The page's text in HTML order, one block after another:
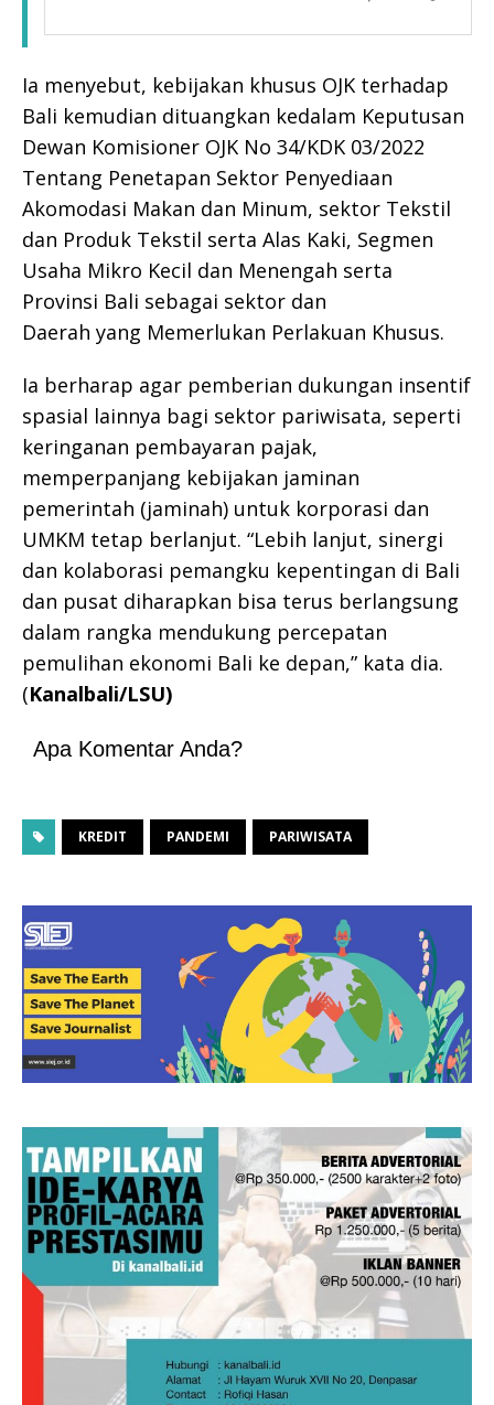
Ia menyebut, kebijakan khusus OJK terhadap
Bali kemudian dituangkan kedalam Keputusan
Dewan Komisioner OJK No 34/KDK 03/2022
Tentang Penetapan Sektor Penyediaan
Akomodasi Makan dan Minum, sektor Tekstil
dan Produk Tekstil serta Alas Kaki, Segmen
Usaha Mikro Kecil dan Menengah serta
Provinsi Bali sebagai sektor dan
Daerah yang Memerlukan Perlakuan Khusus.
Ia berharap agar pemberian dukungan insentif
spasial lainnya bagi sektor pariwisata, seperti
keringanan pembayaran pajak,
memperpanjang kebijakan jaminan
pemerintah (jaminah) untuk korporasi dan
UMKM tetap berlanjut. “Lebih lanjut, sinergi
dan kolaborasi pemangku kepentingan di Bali
dan pusat diharapkan bisa terus berlangsung
dalam rangka mendukung percepatan
pemulihan ekonomi Bali ke depan,” kata dia.
(Kanalbali/LSU)
Apa Komentar Anda?
KREDIT PANDEMI PARIWISATA